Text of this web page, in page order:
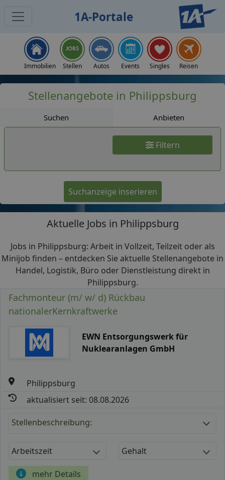
1A-Portale
Immobilien Stellen Autos Events Singles Reisen
Stellenangebote in Philippsburg
Suchen Anbieten
Filtern
Suchanzeige inserieren
Aktuelle Jobs in Philippsburg
Jobs in Philippsburg: Arbeit in Vollzeit, Teilzeit oder als
Minijob finden – entdecken Sie aktuelle Stellenangebote in
Handel, Logistik, Büro oder Dienstleistung direkt in
Philippsburg.
Fachmonteur (m/ w/ d) Rückbau
nationalerKernkraftwerke
EWN Entsorgungswerk für
Nuklearanlagen GmbH
Philippsburg
aktualisiert seit: 08.08.2026
Stellenbeschreibung:
Arbeitszeit Gehalt
mehr Details